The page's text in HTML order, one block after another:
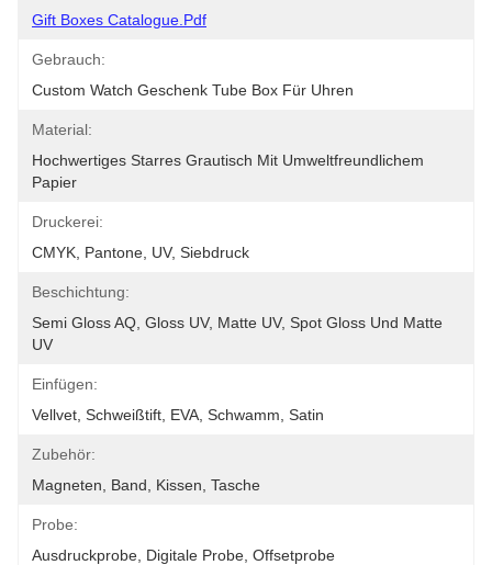
Gift Boxes Catalogue.pdf
Gebrauch:
Custom Watch Geschenk Tube Box Für Uhren
Material:
Hochwertiges Starres Grautisch Mit Umweltfreundlichem
Papier
Druckerei:
CMYK, Pantone, UV, Siebdruck
Beschichtung:
Semi Gloss AQ, Gloss UV, Matte UV, Spot Gloss Und Matte
UV
Einfügen:
Vellvet, Schweißtift, EVA, Schwamm, Satin
Zubehör:
Magneten, Band, Kissen, Tasche
Probe:
Ausdruckprobe, Digitale Probe, Offsetprobe